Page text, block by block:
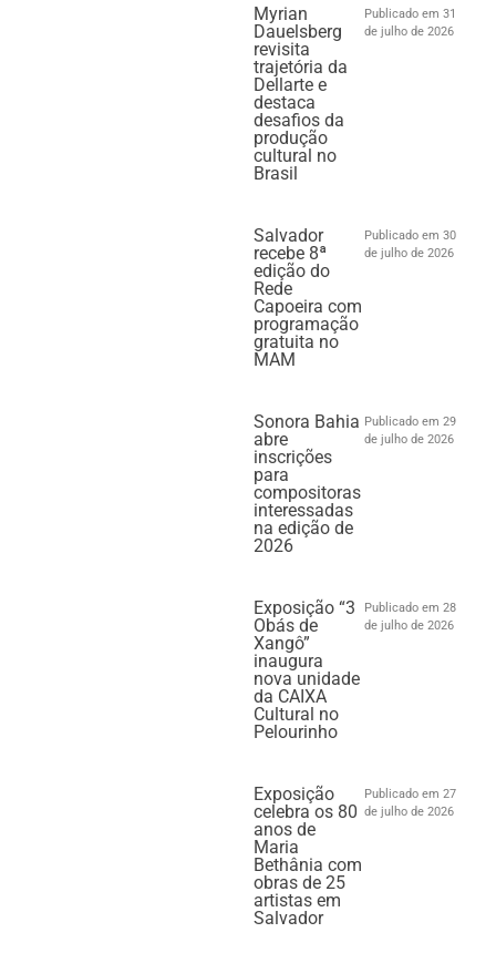
Myrian
Dauelsberg
revisita
trajetória da
Dellarte e
destaca
desafios da
produção
cultural no
Brasil
Publicado em 31
de julho de 2026
Salvador
recebe 8ª
edição do
Rede
Capoeira com
programação
gratuita no
MAM
Publicado em 30
de julho de 2026
Sonora Bahia
abre
inscrições
para
compositoras
interessadas
na edição de
2026
Publicado em 29
de julho de 2026
Exposição “3
Obás de
Xangô”
inaugura
nova unidade
da CAIXA
Cultural no
Pelourinho
Publicado em 28
de julho de 2026
Exposição
celebra os 80
anos de
Maria
Bethânia com
obras de 25
artistas em
Salvador
Publicado em 27
de julho de 2026